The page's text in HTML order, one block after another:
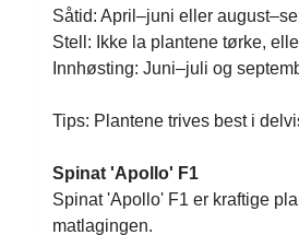
Såtid: April–juni eller
Stell: Ikke la plantene tørke,
Innhøsting: Juni–juli og
Tips: Plantene trives best i
Spinat 'Apollo' F1
Spinat 'Apollo' F1 er kraftige
matlagingen.